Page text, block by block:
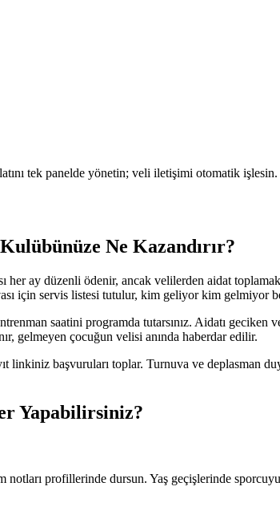
tek panelde yönetin; veli iletişimi otomatik işlesin.
Ne Kazandırır?
her ay düzenli ödenir, ancak velilerden aidat
için servis listesi tutulur, kim geliyor kim gelmiyor
saatini programda tutarsınız. Aidatı
gelmeyen çocuğun velisi anında haberdar edilir.
linkiniz başvuruları toplar. Turnuva ve deplasman
Yapabilirsiniz?
profillerinde dursun. Yaş geçişlerinde sporcuyu